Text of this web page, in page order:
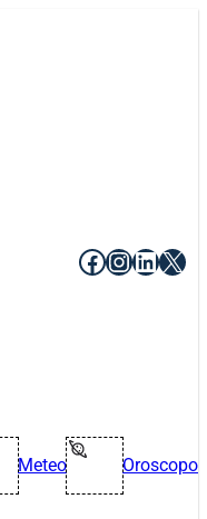
Facebook
X
Meteo Oroscopo